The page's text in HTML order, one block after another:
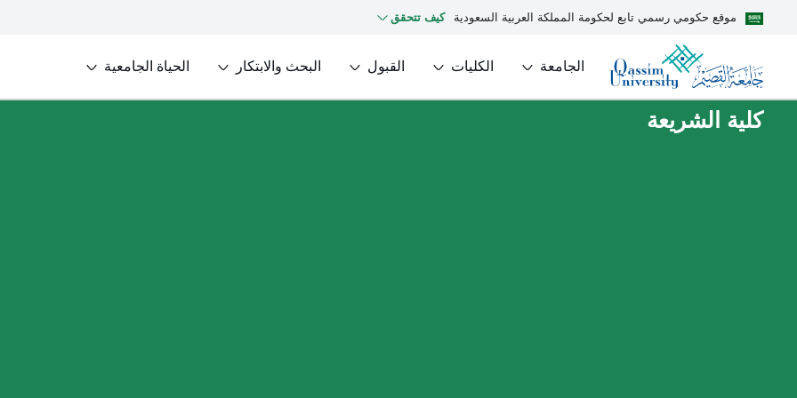
موقع حكومي رسمي تابع لحكومة المملكة العربية السعودية كيف تتحقق
الجامعة الكليات القبول البحث والابتكار الحياة الجامعية
كلية الشريعة